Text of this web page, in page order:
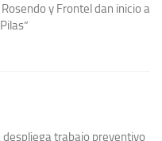
y Frontel dan inicio a
trabajo preventivo